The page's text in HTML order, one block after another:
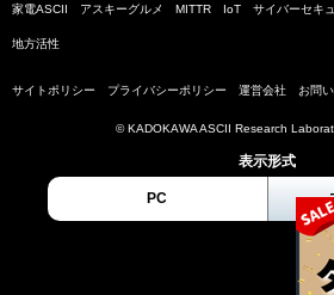
家電ASCII アスキーグルメ MITTR IoT サイバーセキ
地方活性
サイトポリシー プライバシーポリシー 運営会社 お問
© KADOKAWA ASCII Research
表示形式
PC